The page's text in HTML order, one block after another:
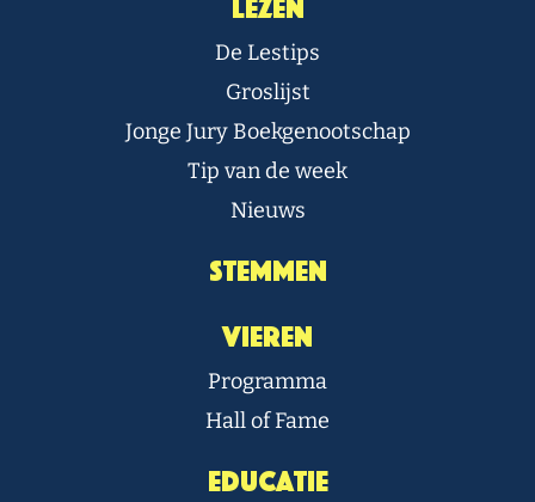
Lezen
De Lestips
Groslijst
Jonge Jury Boekgenootschap
Tip van de week
Nieuws
Stemmen
Vieren
Programma
Hall of Fame
Educatie